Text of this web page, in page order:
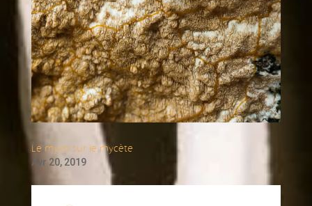
Le myxo sur le mycète
Avr 20, 2019